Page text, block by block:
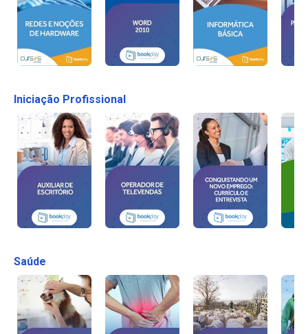
Iniciação Profissional
Saúde